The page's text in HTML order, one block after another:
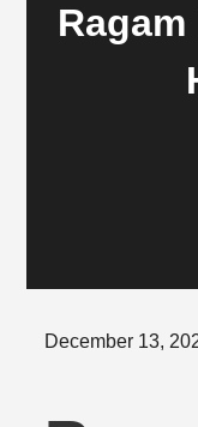
Posted
December 13,